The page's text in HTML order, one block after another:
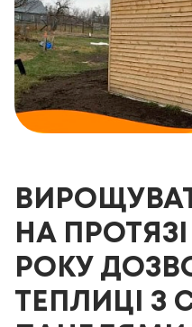
НА
РОКУ
ТЕПЛИЦІ З